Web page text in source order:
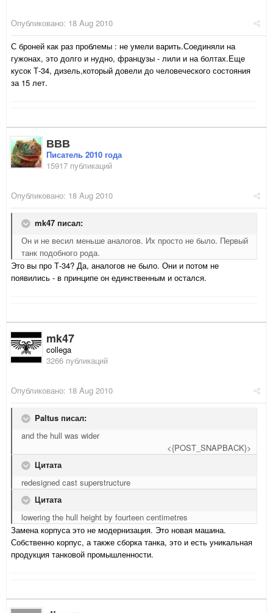
Опубликовано: 18 Aug 2010
С броней как раз проблемы : не умели варить.Соединяли на
гужонах, это долго и нудно, французы - лили и на болтах.Еще
кусок Т-34, дизель,который довели до человеческого состояния
за 15 лет.
ВВВ
Писатель 2010 года
15917 публикаций
Опубликовано: 18 Aug 2010
mk47 писал:
Он и не весил меньше аналогов. Их просто не было. Первый
танк подобного рода.
Это вы про Т-34? Да, аналогов не было. Они и потом не
появились - в принципе он единственным и остался.
mk47
collega
3266 публикаций
Опубликовано: 18 Aug 2010
Paltus писал:
and the hull was wider
<{POST_SNAPBACK}>
Цитата
redesigned cast superstructure
Цитата
lowering the hull height by fourteen centimetres
Замена корпуса это не модернизация. Это новая машина.
Собственно корпус, а также сборка танка, это и есть уникальная
продукция танковой промышленности.